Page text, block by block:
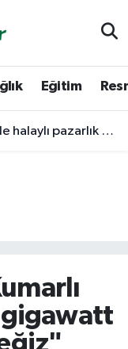
Eğitim
pazarlık gülümsetti
gigawatt